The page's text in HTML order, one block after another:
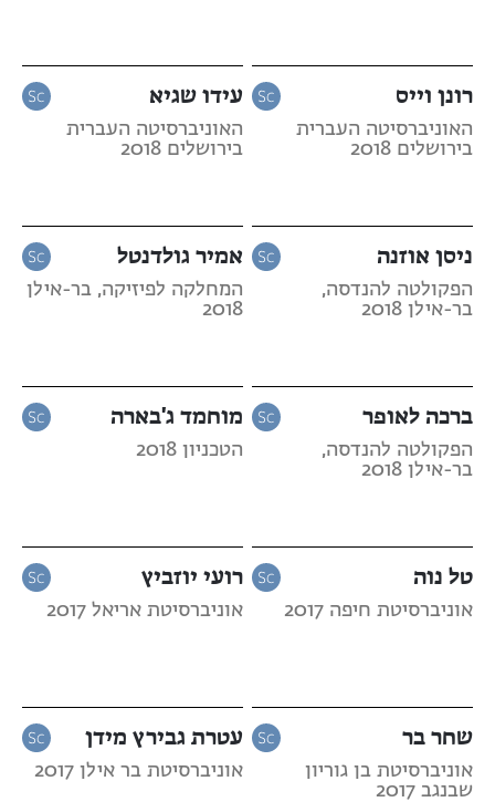
רונן וייס
האוניברסיטה העברית
בירושלים 2018
עידו שגיא
האוניברסיטה העברית
בירושלים 2018
ניסן אוזנה
הפקולטה להנדסה,
בר-אילן 2018
אמיר גולדנטל
המחלקה לפיזיקה, בר-אילן
2018
ברכה לאופר
הפקולטה להנדסה,
בר-אילן 2018
מוחמד ג'בארה
הטכניון 2018
טל נוה
אוניברסיטת חיפה 2017
רועי יוזביץ
אוניברסיטת אריאל 2017
שחר בר
אוניברסיטת בן גוריון
שבנגב 2017
עטרת גבירץ מידן
אוניברסיטת בר אילן 2017